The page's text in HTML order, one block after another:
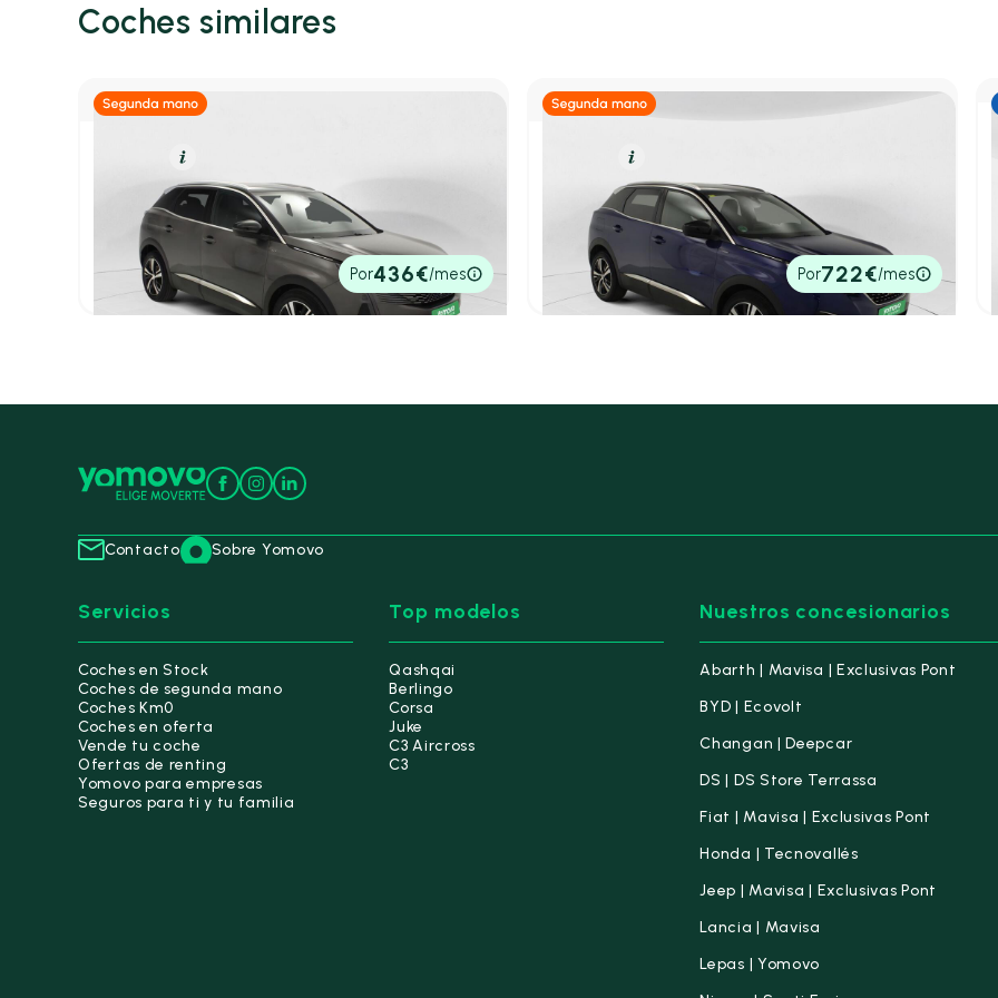
Coches similares
Peugeot 3008
1.2 PureTech 96KW (130CV) S&S GT
53.937 km130cvManual
17.500€
P.V.P. contado
Por436€/mes
Peugeot 3008
1.2 PURETECH 96KW (130CV) GT LINE S&S
50.350 km130cvManual
15.500€
P.V.P. contado
Por722€/mes
Contacto Sobre Yomovo
Servicios
Coches en Stock
Coches de segunda mano
Coches Km0
Coches en oferta
Vende tu coche
Ofertas de renting
Yomovo para empresas
Seguros para ti y tu familia
Top modelos
Qashqai
Berlingo
Corsa
Juke
C3 Aircross
C3
Nuestros concesionarios
Abarth | Mavisa | Exclusivas Pont
BYD | Ecovolt
Changan | Deepcar
DS | DS Store Terrassa
Fiat | Mavisa | Exclusivas Pont
Honda | Tecnovallés
Jeep | Mavisa | Exclusivas Pont
Lancia | Mavisa
Lepas | Yomovo